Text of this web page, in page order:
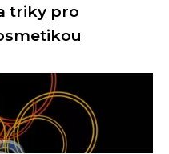
triky pro